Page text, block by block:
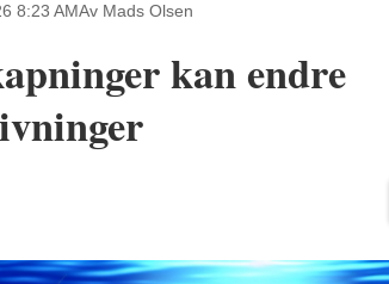
8:23 AMAv Mads Olsen
kan endre